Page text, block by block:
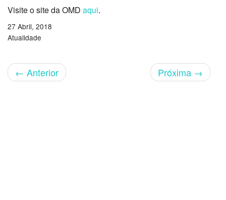
Visite o site da OMD aqui.
27 Abril, 2018
Atualidade
← Anterior Próxima →